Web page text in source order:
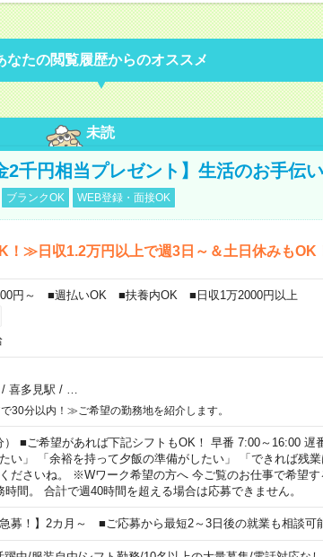
なたの閲覧履歴からのオススメ
未読
2千円相当プレゼント】生活のお手伝い
ブランクOK WEB登録・面接OK
≫日収1.2万円以上で週3日～＆土日休みもOK
円～ ■週払いOK ■扶養内OK ■日収1万2000円以上
/ 喜多見駅 /
30分以内！≫ご希望の勤務地を紹介します。
） ■ご希望があれば下記シフトもOK！ 早番 7:00～16:00 遅
い」 「余裕を持って夕飯の準備がしたい」 「できれば残業
ださいね。 ※Wワーク希望の方へ 今ご覧のお仕事で希望す
間。 合計で週40時間を超える場合は応募できません。
急募！】2カ月～ ■ご応募から最短2～3日後の就業も相談可